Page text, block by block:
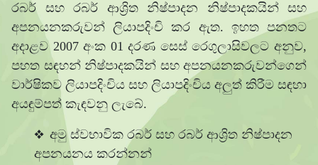
රබර් සහ රබර් ආශ්‍රිත නිෂ්පාදන නිෂ්පාදකයින් සහ
අපනයනකරුවන් ලියාපදිංචි කර ඇත. ඉහත පනතට
අදාළව 2007 අංක 01 දරණ සෙස් රෙගුලාසිවලට අනුව,
පහත සඳහන් නිෂ්පාදකයින් සහ අපනයනකරුවන්ගෙන්
වාර්ෂිකව ලියාපදිංචිය සහ ලියාපදිංචිය අලුත් කිරීම සඳහා
අයඳුම්පත් කැඳවනු ලැබේ.
අමු ස්වභාවික රබර් සහ රබර් ආශ්‍රිත නිෂ්පාදන
අපනයනය කරන්නන්